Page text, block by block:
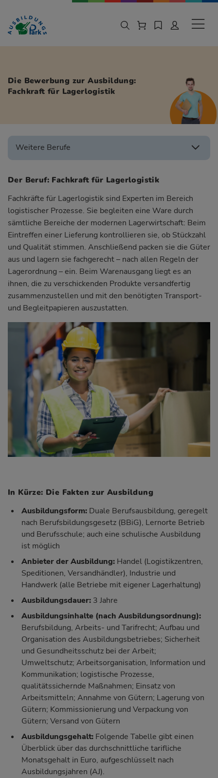
Zur Navigation springen
Zu den Hauptinhalten springen
Die Bewerbung zur Ausbildung:
Fachkraft für Lagerlogistik
Der Beruf: Fachkraft für Lagerlogistik
Fachkräfte für Lagerlogistik sind Experten im Bereich
logistischer Prozesse. Sie begleiten eine Ware durch
sämtliche Bereiche der modernen Lagerwirtschaft: Beim
Eintreffen einer Lieferung kontrollieren sie, ob Stückzahl
und Qualität stimmen. Anschließend packen sie die Güter
aus und lagern sie fachgerecht – nach allen Regeln der
Lagerordnung – ein. Beim Warenausgang liegt es an
ihnen, die zu verschickenden Produkte versandfertig
zusammenzustellen und mit den benötigten Transport-
und Begleitpapieren auszustatten.
In Kürze: Die Fakten zur Ausbildung
Ausbildungsform: Duale Berufsausbildung, geregelt
nach Berufsbildungsgesetz (BBiG), Lernorte Betrieb
und Berufsschule; auch eine schulische Ausbildung
ist möglich
Anbieter der Ausbildung: Handel (Logistikzentren,
Speditionen, Versandhändler), Industrie und
Handwerk (alle Betriebe mit eigener Lagerhaltung)
Ausbildungsdauer: 3 Jahre
Ausbildungsinhalte (nach Ausbildungsordnung):
Berufsbildung, Arbeits- und Tarifrecht; Aufbau und
Organisation des Ausbildungsbetriebes; Sicherheit
und Gesundheitsschutz bei der Arbeit;
Umweltschutz; Arbeitsorganisation, Information und
Kommunikation; logistische Prozesse,
qualitätssichernde Maßnahmen; Einsatz von
Arbeitsmitteln; Annahme von Gütern; Lagerung von
Gütern; Kommissionierung und Verpackung von
Gütern; Versand von Gütern
Ausbildungsgehalt: Folgende Tabelle gibt einen
Überblick über das durchschnittliche tarifliche
Monatsgehalt in Euro, aufgeschlüsselt nach
Ausbildungsjahren (AJ).
Weitere Berufe